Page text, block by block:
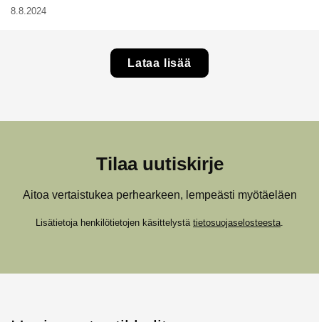
8.8.2024
Lataa lisää
Tilaa uutiskirje
Aitoa vertaistukea perhearkeen, lempeästi myötäeläen
Lisätietoja henkilötietojen käsittelystä tietosuojaselosteesta.